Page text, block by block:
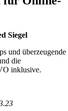
Siegel
und überzeugende
die
inklusive.